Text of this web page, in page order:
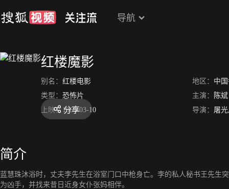
导航
红楼魔影
别名： 红楼电影 地区： 中
类型： 恐怖片 主演：
陈斌
上映： 1960-03-10 导演： 屠
分享
简介
蓝慧珠沐浴时，丈夫李先生在浴室门口中枪身亡。李的私人秘书王先生
为凶手，并找来昔日近身女仆张妈相伴。